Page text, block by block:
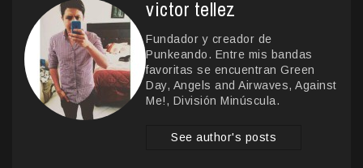
victor tellez
Fundador y creador de
Punkeando. Entre mis bandas
favoritas se encuentran Green
Day, Angels and Airwaves, Against
Me!, División Minúscula.
See author's posts